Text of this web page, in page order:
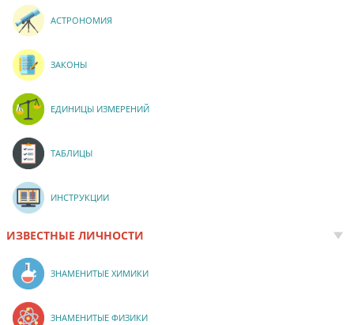
АСТРОНОМИЯ
ЗАКОНЫ
ЕДИНИЦЫ ИЗМЕРЕНИЙ
ТАБЛИЦЫ
ИНСТРУКЦИИ
ИЗВЕСТНЫЕ ЛИЧНОСТИ
ЗНАМЕНИТЫЕ ХИМИКИ
ЗНАМЕНИТЫЕ ФИЗИКИ